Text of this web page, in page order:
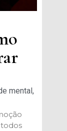
mental,